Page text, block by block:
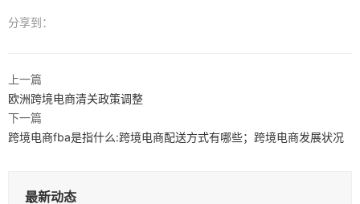
分享到：
上一篇
欧洲跨境电商清关政策调整
下一篇
跨境电商fba是指什么:跨境电商配送方式有哪些；跨境电商发展状况
最新动态